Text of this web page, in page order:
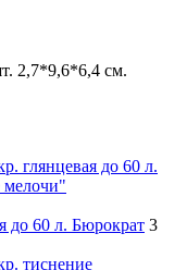
2,7*9,6*6,4 см.
до 60 л. Бюрократ 3